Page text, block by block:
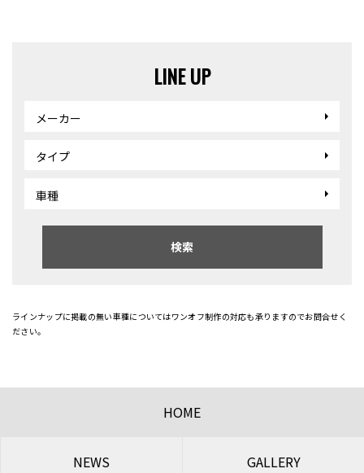
LINE UP
メーカー
タイプ
車種
検索
ラインナップに掲載の無い車種についてはワンオフ制作の対応も承りますのでお問合せく
ださい。
HOME
NEWS GALLERY